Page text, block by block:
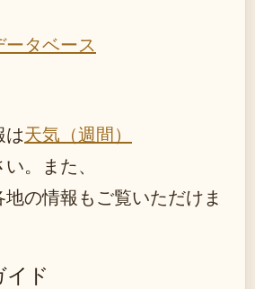
タベース
は天気（週間）
。また、
地の情報もご覧いただけま
ド